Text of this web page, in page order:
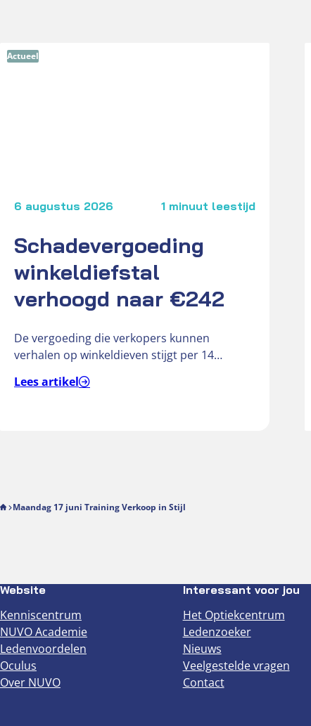
Actueel
6 augustus 2026 1 minuut leestijd
Schadevergoeding
winkeldiefstal
verhoogd naar €242
De vergoeding die verkopers kunnen
verhalen op winkeldieven stijgt per 14
Lees artikel
Maandag 17 juni Training Verkoop in Stijl
Website
Kenniscentrum
NUVO Academie
Ledenvoordelen
Oculus
Over NUVO
Interessant voor jou
Het Optiekcentrum
Ledenzoeker
Nieuws
Veelgestelde vragen
Contact